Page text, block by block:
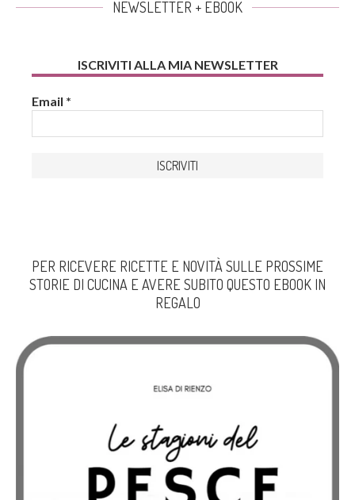
NEWSLETTER + EBOOK
ISCRIVITI ALLA MIA NEWSLETTER
Email *
PER RICEVERE RICETTE E NOVITÀ SULLE PROSSIME
STORIE DI CUCINA E AVERE SUBITO QUESTO EBOOK IN
REGALO